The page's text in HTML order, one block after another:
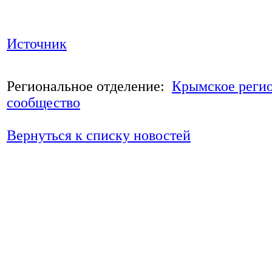
Источник
Региональное отделение: Крымское
сообщество
Вернуться к списку новостей